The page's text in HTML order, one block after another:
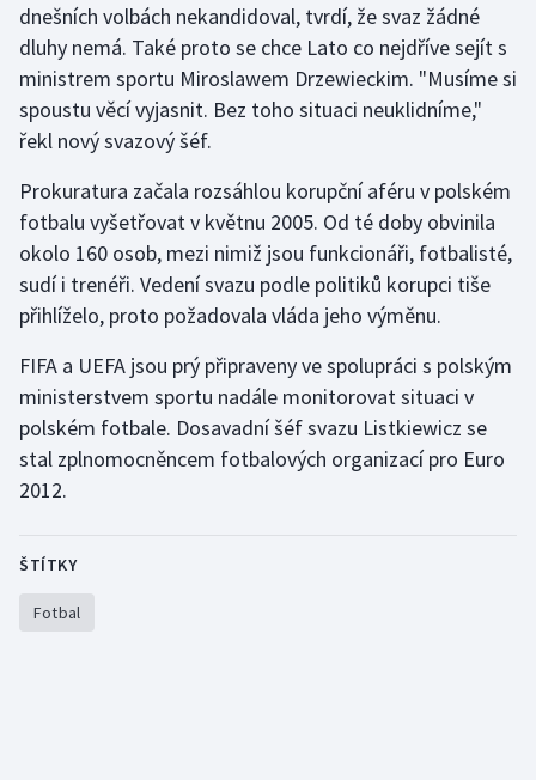
Sportovní střelba
Stolní tenis
Triatlon
Veslování
Vodní slalom
Volejbal
Ostatní
dnešních volbách nekandidoval, tvrdí, že svaz žádné
dluhy nemá. Také proto se chce Lato co nejdříve sejít s
ministrem sportu Miroslawem Drzewieckim. "Musíme si
spoustu věcí vyjasnit. Bez toho situaci neuklidníme,"
řekl nový svazový šéf.
Prokuratura začala rozsáhlou korupční aféru v polském
fotbalu vyšetřovat v květnu 2005. Od té doby obvinila
okolo 160 osob, mezi nimiž jsou funkcionáři, fotbalisté,
sudí i trenéři. Vedení svazu podle politiků korupci tiše
přihlíželo, proto požadovala vláda jeho výměnu.
FIFA a UEFA jsou prý připraveny ve spolupráci s polským
ministerstvem sportu nadále monitorovat situaci v
polském fotbale. Dosavadní šéf svazu Listkiewicz se
stal zplnomocněncem fotbalových organizací pro Euro
2012.
ŠTÍTKY
Fotbal